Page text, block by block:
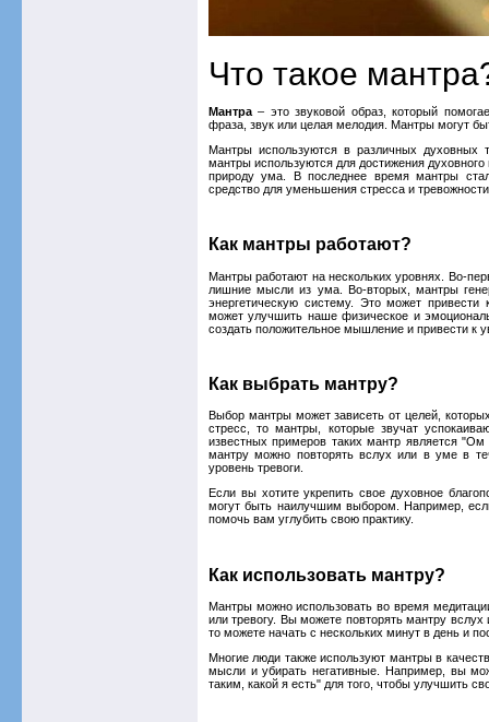
Что такое
Мантра – это звуковой образ, который
фраза, звук или целая мелодия. Мантры могут
Мантры используются в различных духовных
мантры используются для достижения
природу ума. В последнее время мантры
средство для уменьшения стресса и
Как мантры работают?
Мантры работают на нескольких уровнях. Во-
лишние мысли из ума. Во-вторых, мантры
энергетическую систему. Это может
может улучшить наше физическое и
создать положительное мышление и привести к
Как выбрать мантру?
Выбор мантры может зависеть от целей,
стресс, то мантры, которые звучат
известных примеров таких мантр является
мантру можно повторять вслух или в уме в
уровень тревоги.
Если вы хотите укрепить свое духовное
могут быть наилучшим выбором. Например,
помочь вам углубить свою практику.
Как использовать мантру?
Мантры можно использовать во время
или тревогу. Вы можете повторять мантру
то можете начать с нескольких минут в день и
Многие люди также используют мантры в
мысли и убирать негативные. Например, вы
таким, какой я есть" для того, чтобы улучшить